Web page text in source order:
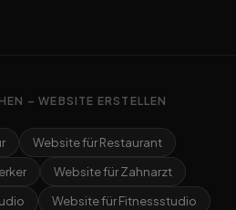
– WEBSITE ERSTELLEN
Website für Restaurant
Website für Zahnarzt
Website für Fitnessstudio